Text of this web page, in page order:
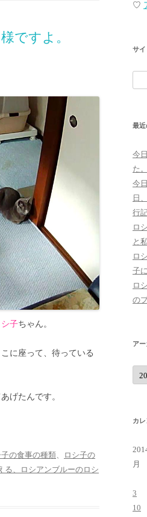
ですよ。
シ子ちゃん。
に座って、待っている
げたんです。
の食事の種類
ロシ子の
る、ロシアンブルーのロシ
♡
サイ
索:
最近
今
た
今
日
行
ロ
と
ロ
子
ロ
の
ア
ア
ー
カ
カ
月
3
10